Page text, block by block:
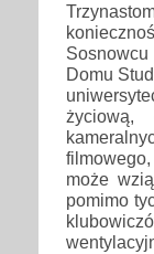
Domu
może
pomimo